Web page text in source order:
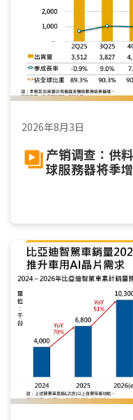
2026年8月3日
产销调查：供
球服務器将季